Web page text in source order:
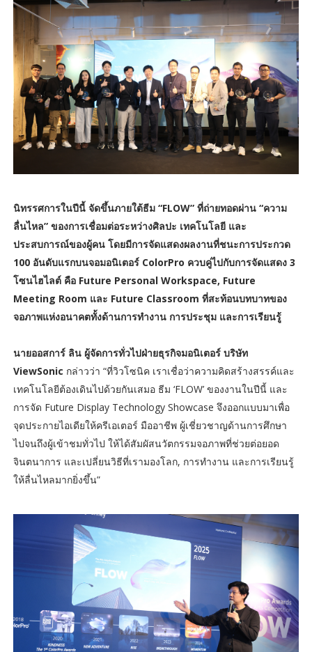
นิทรรศการในปีนี้ จัดขึ้นภายใต้ธีม “FLOW” ที่ถ่ายทอดผ่าน “ความ
ลื่นไหล” ของการเชื่อมต่อระหว่างศิลปะ เทคโนโลยี และ
ประสบการณ์ของผู้คน โดยมีการจัดแสดงผลงานที่ชนะการประกวด
100 อันดับแรกบนจอมอนิเตอร์ ColorPro ควบคู่ไปกับการจัดแสดง 3
โซนไฮไลต์ คือ Future Personal Workspace, Future
Meeting Room และ Future Classroom ที่สะท้อนบทบาทของ
จอภาพแห่งอนาคตทั้งด้านการทำงาน การประชุม และการเรียนรู้
นายออสการ์ ลิน ผู้จัดการทั่วไปฝ่ายธุรกิจมอนิเตอร์ บริษัท
ViewSonic กล่าวว่า “ที่วิวโซนิค เราเชื่อว่าความคิดสร้างสรรค์และ
เทคโนโลยีต้องเดินไปด้วยกันเสมอ ธีม ‘FLOW’ ของงานในปีนี้ และ
การจัด Future Display Technology Showcase จึงออกแบบมาเพื่อ
จุดประกายไอเดียให้ครีเอเตอร์ มืออาชีพ ผู้เชี่ยวชาญด้านการศึกษา
ไปจนถึงผู้เข้าชมทั่วไป ให้ได้สัมผัสนวัตกรรมจอภาพที่ช่วยต่อยอด
จินตนาการ และเปลี่ยนวิธีที่เรามองโลก, การทำงาน และการเรียนรู้
ให้ลื่นไหลมากยิ่งขึ้น”